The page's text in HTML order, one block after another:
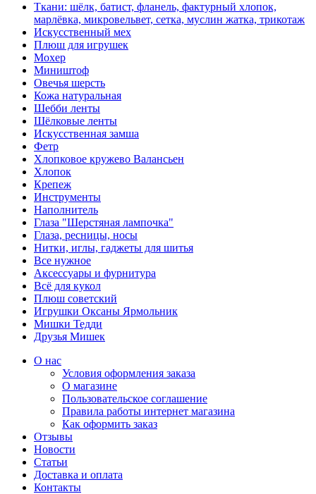
Ткани: шёлк, батист, фланель, фактурный хлопок,
марлёвка, микровельвет, сетка, муслин жатка, трикотаж
Искусственный мех
Плюш для игрушек
Мохер
Миништоф
Овечья шерсть
Кожа натуральная
Шебби ленты
Шёлковые ленты
Искусственная замша
Фетр
Хлопковое кружево Валансьен
Хлопок
Крепеж
Инструменты
Наполнитель
Глаза "Шерстяная лампочка"
Глаза, ресницы, носы
Нитки, иглы, гаджеты для шитья
Все нужное
Аксессуары и фурнитура
Всё для кукол
Плюш советский
Игрушки Оксаны Ярмольник
Мишки Тедди
Друзья Мишек
О нас
Условия оформления заказа
О магазине
Пользовательское соглашение
Правила работы интернет магазина
Как оформить заказ
Отзывы
Новости
Статьи
Доставка и оплата
Контакты